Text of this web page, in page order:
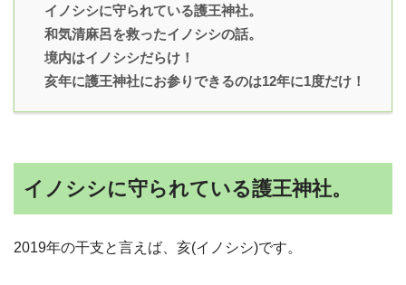
イノシシに守られている護王神社。
和気清麻呂を救ったイノシシの話。
境内はイノシシだらけ！
亥年に護王神社にお参りできるのは12年に1度だけ！
イノシシに守られている護王神社。
2019年の干支と言えば、亥(イノシシ)です。